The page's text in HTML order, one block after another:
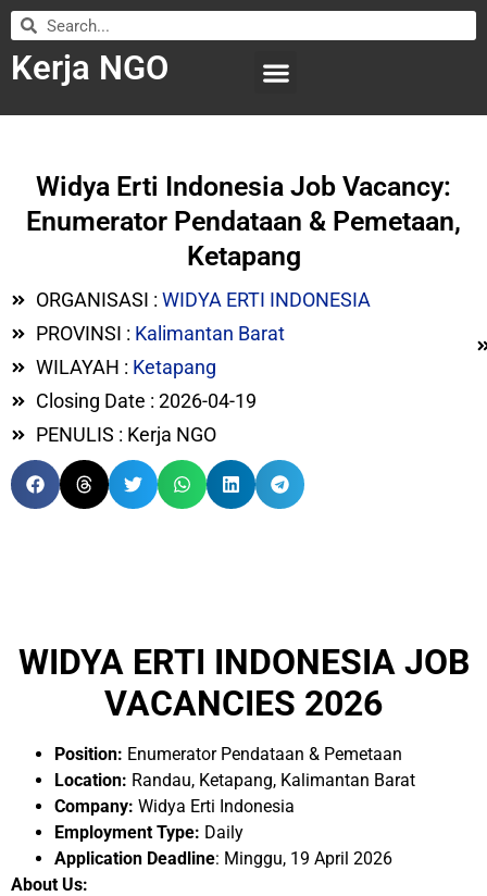
Kerja NGO
Widya Erti Indonesia Job Vacancy:
Enumerator Pendataan & Pemetaan,
Ketapang
ORGANISASI : WIDYA ERTI INDONESIA
PROVINSI : Kalimantan Barat
WILAYAH : Ketapang
Closing Date : 2026-04-19
PENULIS : Kerja NGO
WIDYA ERTI INDONESIA JOB
VACANCIES 2026
Position: Enumerator Pendataan & Pemetaan
Location: Randau, Ketapang, Kalimantan Barat
Company: Widya Erti Indonesia
Employment Type: Daily
Application Deadline: Minggu, 19 April 2026
About Us: